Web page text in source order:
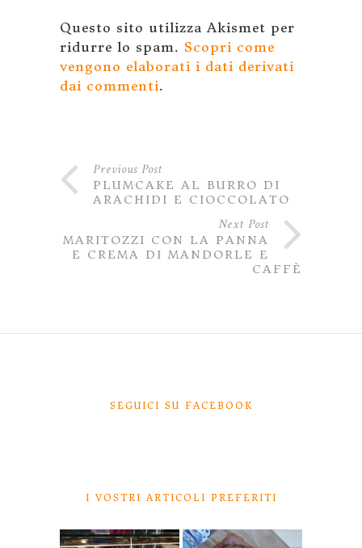
Questo sito utilizza Akismet per
ridurre lo spam. Scopri come
vengono elaborati i dati derivati
dai commenti.
Previous Post
PLUMCAKE AL BURRO DI
ARACHIDI E CIOCCOLATO
Next Post
MARITOZZI CON LA PANNA
E CREMA DI MANDORLE E
CAFFÈ
SEGUICI SU FACEBOOK
I VOSTRI ARTICOLI PREFERITI